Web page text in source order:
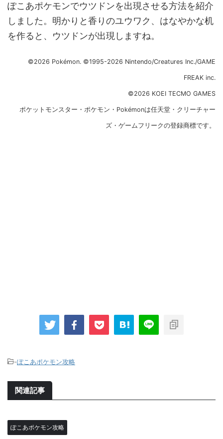
ぽこあポケモンでウツドンを出現させる方法を紹介
しました。明かりと香りのユウワク、はなやかな机
を作ると、ウツドンが出現しますね。
©2026 Pokémon. ©1995-2026 Nintendo/Creatures Inc./GAME
FREAK inc.
©2026 KOEI TECMO GAMES
ポケットモンスター・ポケモン・Pokémonは任天堂・クリーチャー
ズ・ゲームフリークの登録商標です。
-ぽこあポケモン攻略
関連記事
ぽこあポケモン攻略